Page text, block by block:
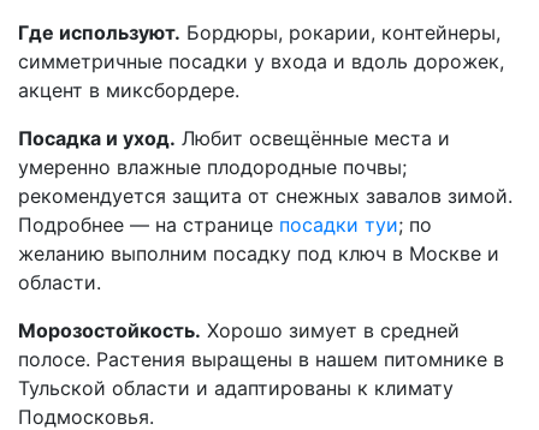
Где используют. Бордюры, рокарии, контейнеры,
симметричные посадки у входа и вдоль дорожек,
акцент в миксбордере.
Посадка и уход. Любит освещённые места и
умеренно влажные плодородные почвы;
рекомендуется защита от снежных завалов зимой.
Подробнее — на странице посадки туи; по
желанию выполним посадку под ключ в Москве и
области.
Морозостойкость. Хорошо зимует в средней
полосе. Растения выращены в нашем питомнике в
Тульской области и адаптированы к климату
Подмосковья.